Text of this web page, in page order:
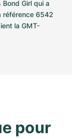
Girl qui a
référence 6542
la GMT-
pour